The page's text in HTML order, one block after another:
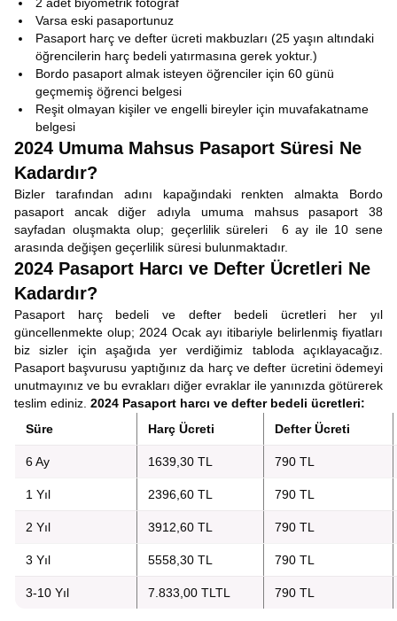
Varsa eski pasaportunuz
Pasaport harç ve defter ücreti makbuzları (25 yaşın altındaki
öğrencilerin harç bedeli yatırmasına gerek yoktur.)
Bordo pasaport almak isteyen öğrenciler için 60 günü
geçmemiş öğrenci belgesi
Reşit olmayan kişiler ve engelli bireyler için muvafakatname
belgesi
2024 Umuma Mahsus Pasaport Süresi Ne
Kadardır?
Bizler tarafından adını kapağındaki renkten almakta Bordo
pasaport ancak diğer adıyla umuma mahsus pasaport 38
sayfadan oluşmakta olup; geçerlilik süreleri 6 ay ile 10 sene
arasında değişen geçerlilik süresi bulunmaktadır.
2024 Pasaport Harcı ve Defter Ücretleri Ne
Kadardır?
Pasaport harç bedeli ve defter bedeli ücretleri her yıl
güncellenmekte olup; 2024 Ocak ayı itibariyle belirlenmiş fiyatları
biz sizler için aşağıda yer verdiğimiz tabloda açıklayacağız.
Pasaport başvurusu yaptığınız da harç ve defter ücretini ödemeyi
unutmayınız ve bu evrakları diğer evraklar ile yanınızda götürerek
teslim ediniz. 2024 Pasaport harcı ve defter bedeli ücretleri:
Süre
Harç Ücreti Defter Ücreti
6 Ay 1639,30 TL 790 TL
1 Yıl 2396,60 TL 790 TL
2 Yıl 3912,60 TL 790 TL
3 Yıl 5558,30 TL 790 TL
3-10 Yıl 7.833,00 TLTL 790 TL